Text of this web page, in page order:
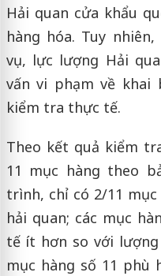
Hải quan cửa khẩu
hàng hóa. Tuy
vụ, lực lượng Hải
vấn vi phạm về khai
kiểm tra thực tế.
Theo kết quả kiểm
11 mục hàng theo
trình, chỉ có 2/11
hải quan; các mục
tế ít hơn so với lượng
mục hàng số 11 phù